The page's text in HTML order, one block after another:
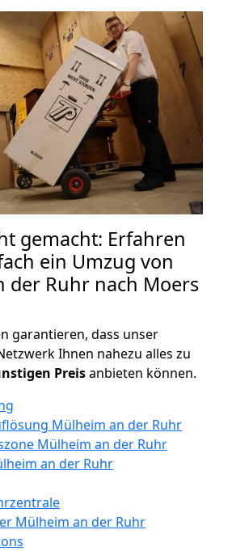
gemacht: Erfahren
ein Umzug von
der Ruhr nach Moers
garantieren, dass unser
Ihnen nahezu alles zu
Preisanbieten können.
Mülheim an der Ruhr
Mülheim an der Ruhr
an der Ruhr
Mülheim an der Ruhr